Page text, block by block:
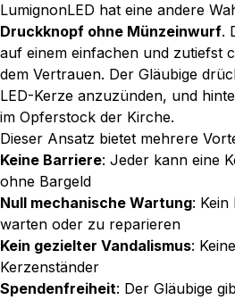
LumignonLED hat eine andere
Druckknopf ohne Münzeinwurf.
auf einem einfachen und zutiefst
dem Vertrauen. Der Gläubige
LED-Kerze anzuzünden, und
im Opferstock der Kirche.
Dieser Ansatz bietet mehrere
Keine Barriere: Jeder kann eine
ohne Bargeld
Null mechanische Wartung:
warten oder zu reparieren
Kein gezielter Vandalismus:
Kerzenständer
Spendenfreiheit: Der Gläubige